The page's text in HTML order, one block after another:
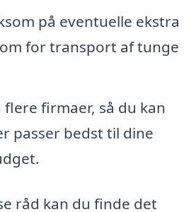
på eventuelle ekstra
for transport af tunge
flere firmaer, så du kan
passer bedst til dine
råd kan du finde det